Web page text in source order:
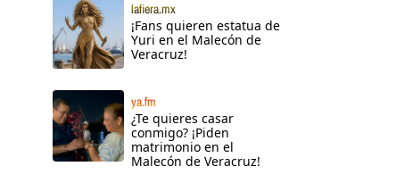
lafiera.mx
¡Fans quieren estatua de
Yuri en el Malecón de
Veracruz!
ya.fm
¿Te quieres casar
conmigo? ¡Piden
matrimonio en el
Malecón de Veracruz!